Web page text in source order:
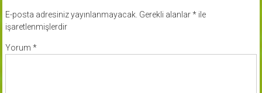
E-posta adresiniz yayınlanmayacak. Gerekli alanlar*ile
işaretlenmişlerdir
Yorum *